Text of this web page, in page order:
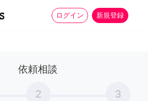
ログイン 新規登録
家事 more_horiz
依頼相談
2 3